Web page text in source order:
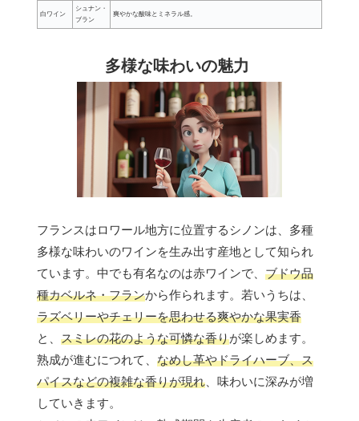
白ワイン
シュナン・
ブラン
爽やかな酸味とミネラル感。
多様な味わいの魅力
フランスはロワール地方に位置するシノンは、多種
多様な味わいのワインを生み出す産地として知られ
ています。中でも有名なのは赤ワインで、 ブドウ品
種カベルネ・フランから作られます。若いうちは、
ラズベリーやチェリーを思わせる爽やかな果実香
と、 スミレの花のような可憐な香りが楽しめます。
熟成が進むにつれて、 なめし革やドライハーブ、ス
パイスなどの複雑な香りが現れ 、味わいに深みが増
していきます。